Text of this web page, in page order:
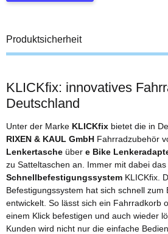
Produktsicherheit
KLICKfix: innovatives
Deutschland
Unter der Marke KLICKfix bietet die in
RIXEN & KAUL GmbH Fahrradzubehör
Lenkertasche über e Bike
zu Satteltaschen an. Immer mit dabei das
Schnellbefestigungssystem KLICKfix.
Befestigungssystem hat sich schnell zum
entwickelt. So lässt sich ein Fahrradkorb
einem Klick befestigen und auch wieder
Kunden wird nicht nur die einfache